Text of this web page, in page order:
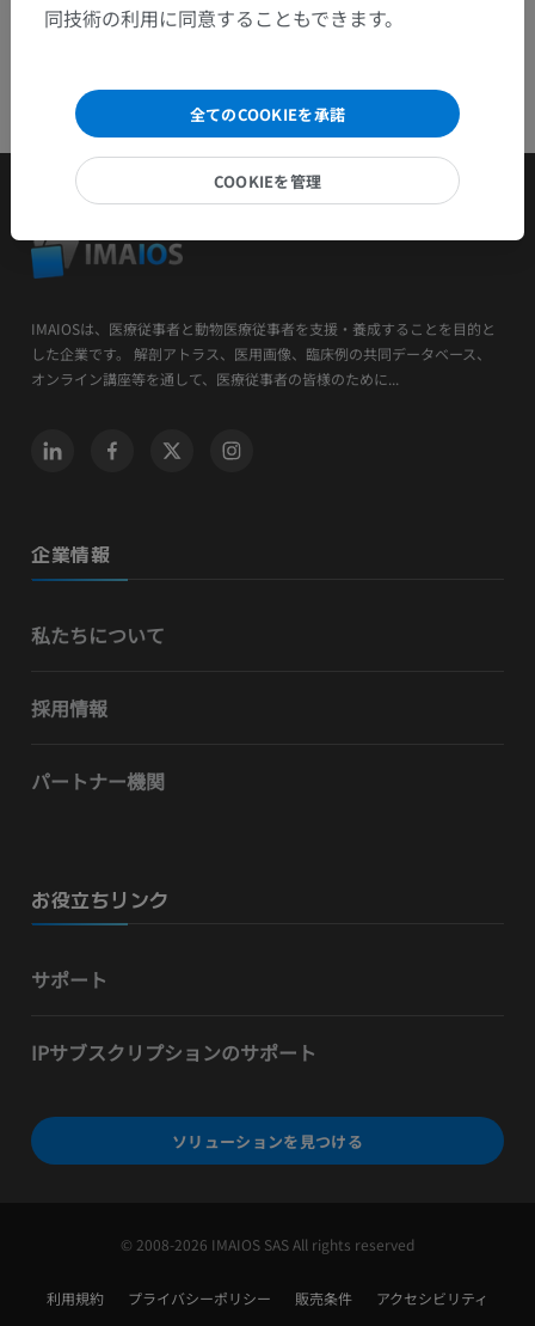
IMAIOSは、医療従事者と動物医療従事者を支援・養成することを目的と
した企業です。 解剖アトラス、医用画像、臨床例の共同データベース、
オンライン講座等を通して、医療従事者の皆様のために...
企業情報
私たちについて
採用情報
パートナー機関
お役立ちリンク
サポート
IPサブスクリプションのサポート
ソリューションを見つける
© 2008-2026 IMAIOS SAS All rights reserved
利用規約 プライバシーポリシー 販売条件 アクセシビリティ
同技術の利用に同意することもできます。
全てのCOOKIEを承諾
COOKIEを管理